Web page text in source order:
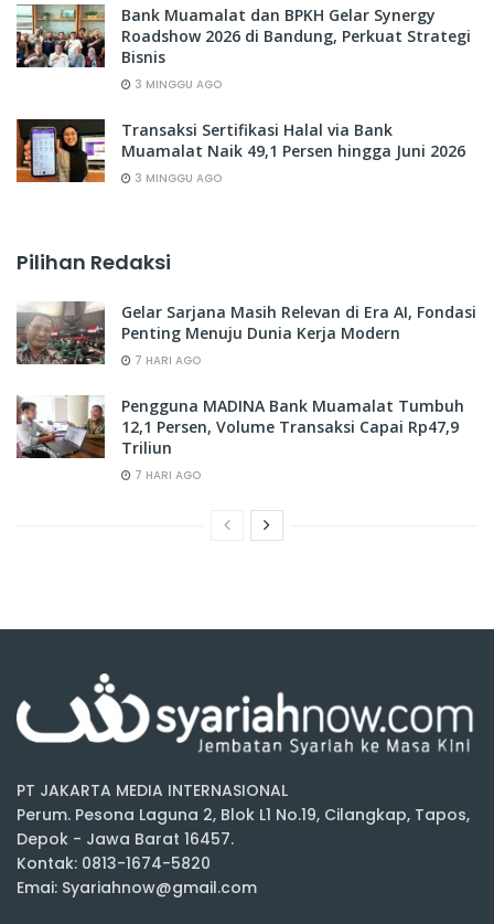
Bank Muamalat dan BPKH Gelar Synergy
Roadshow 2026 di Bandung, Perkuat Strategi
Bisnis
3 MINGGU AGO
Transaksi Sertifikasi Halal via Bank
Muamalat Naik 49,1 Persen hingga Juni 2026
3 MINGGU AGO
Pilihan Redaksi
Gelar Sarjana Masih Relevan di Era AI, Fondasi
Penting Menuju Dunia Kerja Modern
7 HARI AGO
Pengguna MADINA Bank Muamalat Tumbuh
12,1 Persen, Volume Transaksi Capai Rp47,9
Triliun
7 HARI AGO
PT JAKARTA MEDIA INTERNASIONAL
Perum. Pesona Laguna 2, Blok L1 No.19, Cilangkap, Tapos,
Depok - Jawa Barat 16457.
Kontak: 0813-1674-5820
Emai: Syariahnow@gmail.com